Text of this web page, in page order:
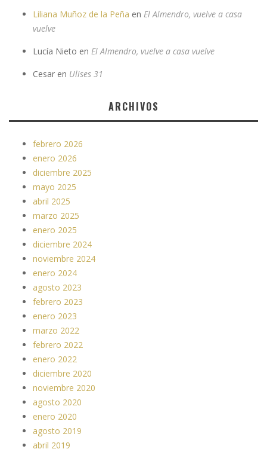
Liliana Muñoz de la Peña en El Almendro, vuelve a casa
vuelve
Lucía Nieto en El Almendro, vuelve a casa vuelve
Cesar en Ulises 31
ARCHIVOS
febrero 2026
enero 2026
diciembre 2025
mayo 2025
abril 2025
marzo 2025
enero 2025
diciembre 2024
noviembre 2024
enero 2024
agosto 2023
febrero 2023
enero 2023
marzo 2022
febrero 2022
enero 2022
diciembre 2020
noviembre 2020
agosto 2020
enero 2020
agosto 2019
abril 2019